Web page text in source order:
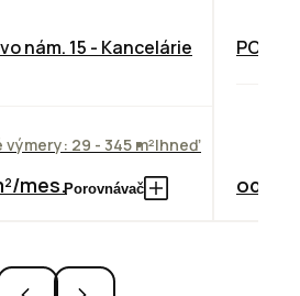
nám. 15 - Kancelárie
29 - 345 m²Ihneď
mes.Porovnávač od